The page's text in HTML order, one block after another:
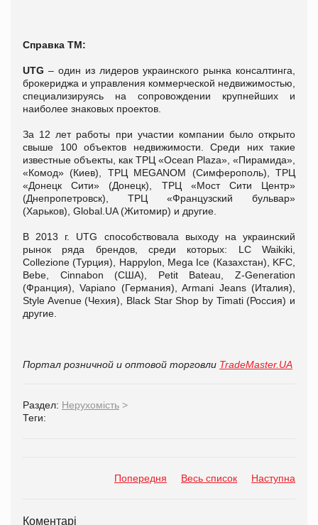
Справка ТМ:
UTG – один из лидеров украинского рынка консалтинга,
брокериджа и управления коммерческой недвижимостью,
специализируясь на сопровождении крупнейших и
наиболее знаковых проектов.
За 12 лет работы при участии компании было открыто
свыше 100 объектов недвижимости. Среди них такие
известные объекты, как ТРЦ «Ocean Plaza», «Пирамида»,
«Комод» (Киев), ТРЦ MEGANOM (Симферополь), ТРЦ
«Донецк Сити» (Донецк), ТРЦ «Мост Сити Центр»
(Днепропетровск), ТРЦ «Французский бульвар»
(Харьков), Global.UA (Житомир) и другие.
В 2013 г. UTG способствовала выходу на украинский
рынок ряда брендов, среди которых: LC Waikiki,
Collezione (Турция), Happylon, Mega Ice (Казахстан), KFC,
Bebe, Cinnabon (США), Petit Bateau, Z-Generation
(Франция), Vapiano (Германия), Armani Jeans (Италия),
Style Avenue (Чехия), Black Star Shop by Timati (Россия) и
другие.
Портал розничной и оптовой торговли TradeMaster.UA
Раздел: Нерухомість >
Теги:
Попередня Весь список Наступна
Коментарі